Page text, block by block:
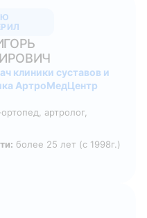
клиники суставов и
АртроМедЦентр
артролог,
более 25 лет (с 1998г.)